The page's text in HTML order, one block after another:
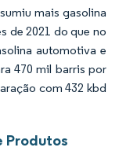
mais gasolina
de 2021 do que no
automotiva e
470 mil barris por
com 432 kbd
Produtos